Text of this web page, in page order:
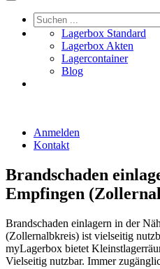
Lagerbox Standard
Lagerbox Akten
Lagercontainer
Blog
Anmelden
Kontakt
Brandschaden
Empfingen
Brandschaden einlagern in der
(Zollernalbkreis) ist vielseitig
myLagerbox bietet
Vielseitig nutzbar. Immer